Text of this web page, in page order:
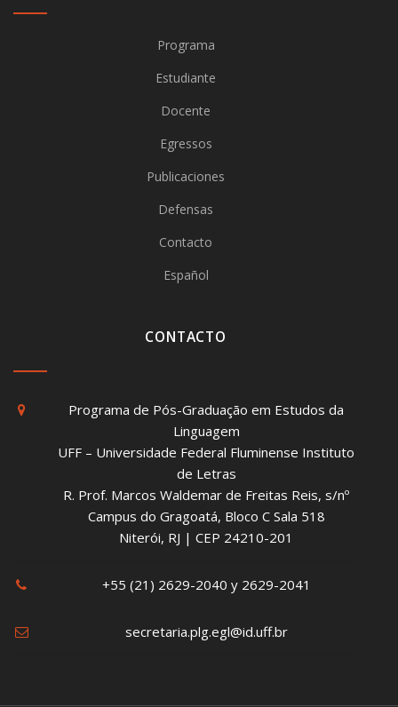
Programa
Estudiante
Docente
Egressos
Publicaciones
Defensas
Contacto
Español
CONTACTO
Programa de Pós-Graduação em Estudos da
Linguagem
UFF – Universidade Federal Fluminense Instituto
de Letras
R. Prof. Marcos Waldemar de Freitas Reis, s/nº
Campus do Gragoatá, Bloco C Sala 518
Niterói, RJ | CEP 24210-201
+55 (21) 2629-2040 y 2629-2041
secretaria.plg.egl@id.uff.br